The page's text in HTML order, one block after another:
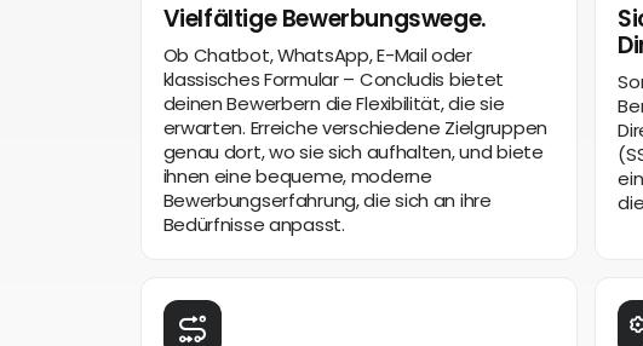
Vielfältige Bewerbungswege.
Ob Chatbot, WhatsApp, E-Mail oder
klassisches Formular – Concludis bietet
deinen Bewerbern die Flexibilität, die sie
erwarten. Erreiche verschiedene Zielgruppen
genau dort, wo sie sich aufhalten, und biete
ihnen eine bequeme, moderne
Bewerbungserfahrung, die sich an ihre
Bedürfnisse anpasst.